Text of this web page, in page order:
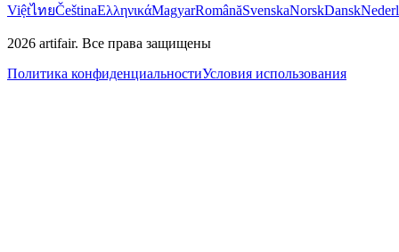
ViệtไทยČeštinaΕλληνικάMagyarRomânăSvenskaNorskDansk
2026 artifair. Все права защищены
Политика конфиденциальностиУсловия использования